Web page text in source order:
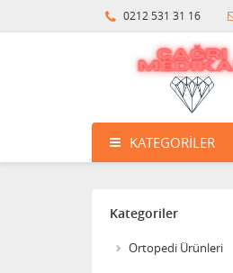
0212 531 31 16
KATEGORILER
Kategoriler
Ortopedi Ürünleri
463,28
Medikalcim
Klozet